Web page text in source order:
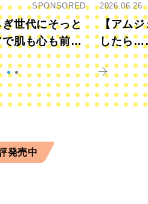
SPONSORED
世代にそっと
肌も心も前向
2026.06.26
【アムジ
したら
すか？
発売中